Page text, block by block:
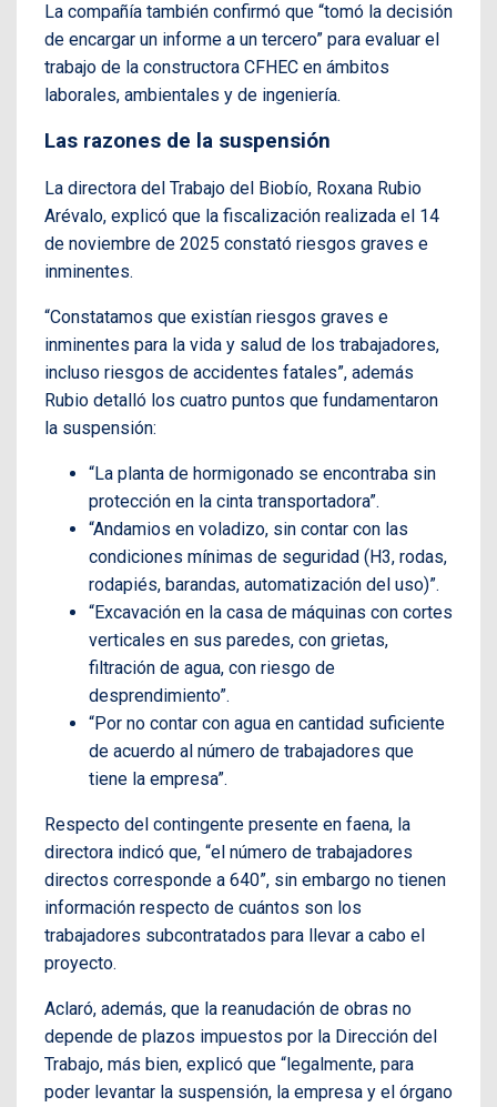
La compañía también confirmó que “tomó la decisión
de encargar un informe a un tercero” para evaluar el
trabajo de la constructora CFHEC en ámbitos
laborales, ambientales y de ingeniería.
Las razones de la suspensión
La directora del Trabajo del Biobío, Roxana Rubio
Arévalo, explicó que la fiscalización realizada el 14
de noviembre de 2025 constató riesgos graves e
inminentes.
“Constatamos que existían riesgos graves e
inminentes para la vida y salud de los trabajadores,
incluso riesgos de accidentes fatales”, además
Rubio detalló los cuatro puntos que fundamentaron
la suspensión:
“La planta de hormigonado se encontraba sin
protección en la cinta transportadora”.
“Andamios en voladizo, sin contar con las
condiciones mínimas de seguridad (H3, rodas,
rodapiés, barandas, automatización del uso)”.
“Excavación en la casa de máquinas con cortes
verticales en sus paredes, con grietas,
filtración de agua, con riesgo de
desprendimiento”.
“Por no contar con agua en cantidad suficiente
de acuerdo al número de trabajadores que
tiene la empresa”.
Respecto del contingente presente en faena, la
directora indicó que, “el número de trabajadores
directos corresponde a 640”, sin embargo no tienen
información respecto de cuántos son los
trabajadores subcontratados para llevar a cabo el
proyecto.
Aclaró, además, que la reanudación de obras no
depende de plazos impuestos por la Dirección del
Trabajo, más bien, explicó que “legalmente, para
poder levantar la suspensión, la empresa y el órgano